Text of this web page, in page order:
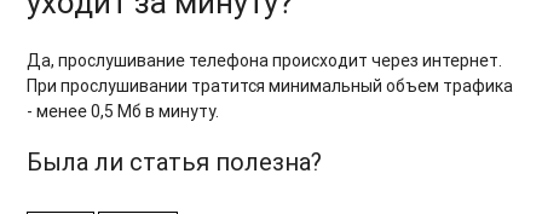
Да, прослушивание телефона происходит через интернет.
При прослушивании тратится минимальный объем трафика
- менее 0,5 Мб в минуту.
Была ли статья полезна?